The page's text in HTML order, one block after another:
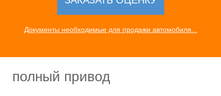
Документы необходимые для продажи автомобиля...
полный привод